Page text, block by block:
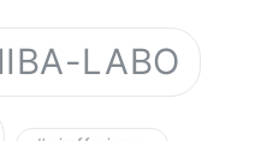
LABO